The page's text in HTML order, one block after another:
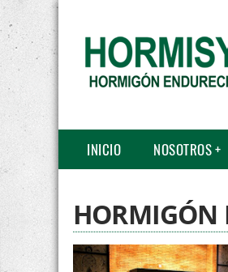
INICIO NOSOTROS
HORMIGÓN